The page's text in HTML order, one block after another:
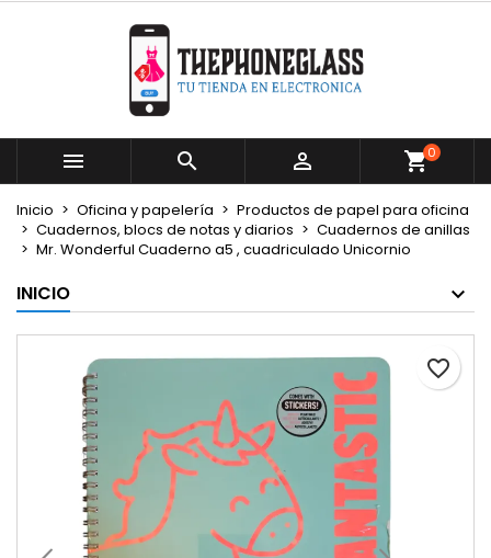
   0
Inicio Oficina y papelería
Productos de papel para oficina
Cuadernos, blocs de notas y diarios
Cuadernos de anillas
Mr. Wonderful Cuaderno a5 , cuadriculado Unicornio
INICIO
favorite_border
Mi lista de deseos
Crear nueva lista
Crear lista de deseos
Nombre de la lista de deseos
Cancelar Crear lista de deseos
Iniciar sesión
Debe iniciar sesión para guardar productos en su
lista de deseos.
Cancelar Iniciar sesión